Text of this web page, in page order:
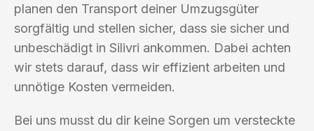
planen den Transport deiner Umzugsgüter
sorgfältig und stellen sicher, dass sie sicher und
unbeschädigt in Silivri ankommen. Dabei achten
wir stets darauf, dass wir effizient arbeiten und
unnötige Kosten vermeiden.
Bei uns musst du dir keine Sorgen um versteckte